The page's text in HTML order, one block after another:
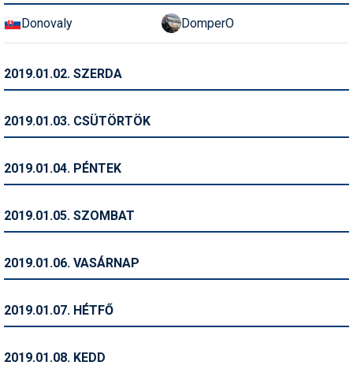
Hütte
Ingatlan
Játékok
Kerékpár
Könyvajánló
Magazinok
Olvasnivaló
Pályázatok
Donovaly DomperO
2019.01.02. SZERDA
2019.01.03. CSÜTÖRTÖK
2019.01.04. PÉNTEK
2019.01.05. SZOMBAT
2019.01.06. VASÁRNAP
2019.01.07. HÉTFŐ
2019.01.08. KEDD